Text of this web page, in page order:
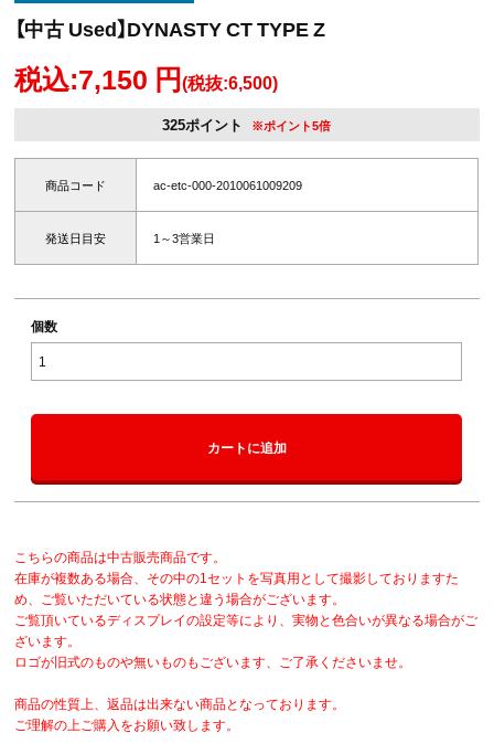
【中古 Used】DYNASTY CT TYPE Z
税込:7,150 円(税抜:6,500)
325ポイント ※ポイント5倍
商品コード ac-etc-000-2010061009209
発送日目安 1～3営業日
個数
カートに追加
こちらの商品は中古販売商品です。
在庫が複数ある場合、その中の1セットを写真用として撮影しておりますた
め、ご覧いただいている状態と違う場合がございます。
ご覧頂いているディスプレイの設定等により、実物と色合いが異なる場合がご
ざいます。
ロゴが旧式のものや無いものもございます、ご了承くださいませ。
商品の性質上、返品は出来ない商品となっております。
ご理解の上ご購入をお願い致します。